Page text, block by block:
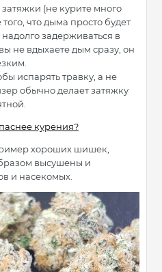
(не курите много
что дыма просто будет
задерживаться в
не вдыхаете дым сразу, он
испарять травку, а не
обычно делает затяжку
курения?
хороших шишек,
высушены и
и насекомых.